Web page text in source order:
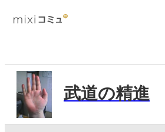
武道の精進